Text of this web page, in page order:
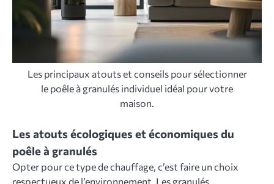
Les principaux atouts et conseils pour sélectionner
le poêle à granulés individuel idéal pour votre
maison.
Les atouts écologiques et économiques du
poêle à granulés
Opter pour ce type de chauffage, c’est faire un choix
respectueux de l’environnement. Les granulés